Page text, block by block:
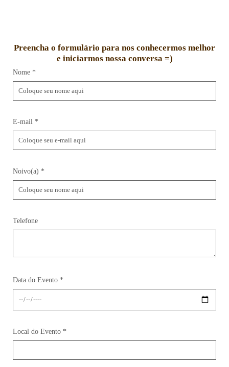
Preencha o formulário para nos conhecermos melhor
e iniciarmos nossa conversa =)
Nome *
E-mail *
Noivo(a) *
Telefone
Data do Evento *
Local do Evento *